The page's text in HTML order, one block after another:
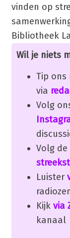
vinden op
Bibliotheek
Wil je niets
Tip ons
via
Volg
Volg
Luister
Kijk via
kanaal